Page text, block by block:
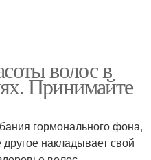
волос в
Принимайте
гормонального фона,
накладывает свой